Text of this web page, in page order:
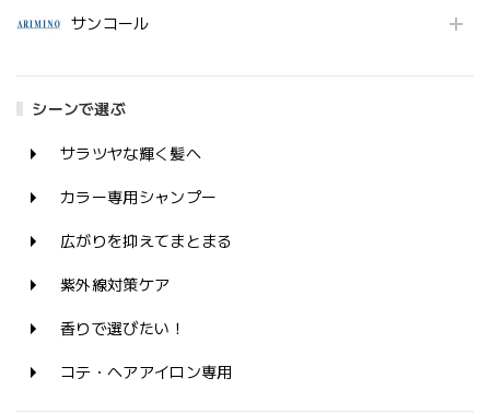
サンコール
シーンで選ぶ
サラツヤな輝く髪へ
カラー専用シャンプー
広がりを抑えてまとまる
紫外線対策ケア
香りで選びたい！
コテ・ヘアアイロン専用